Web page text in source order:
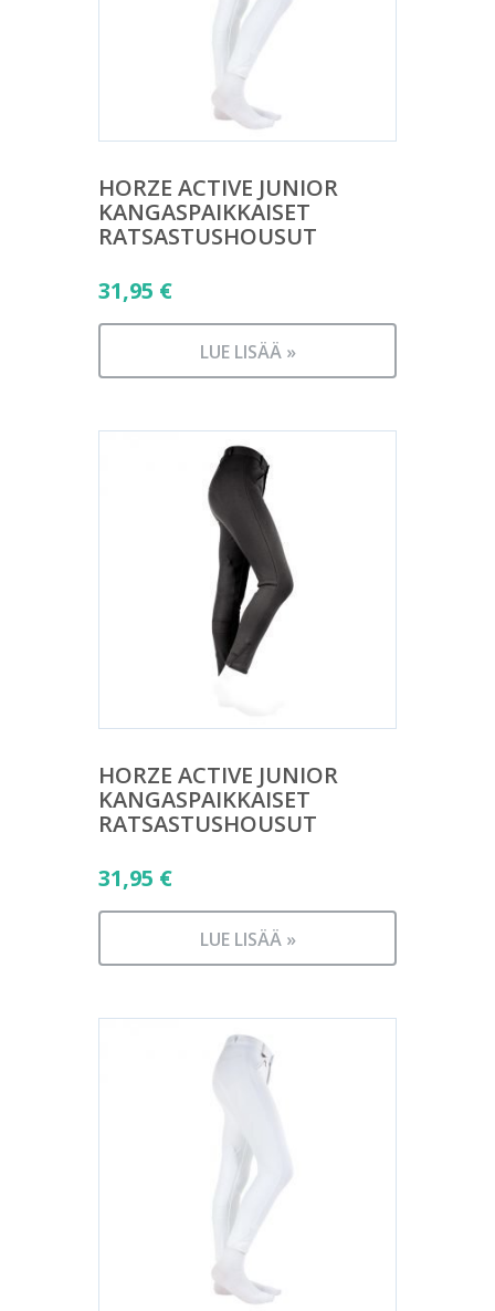
HORZE ACTIVE JUNIOR
KANGASPAIKKAISET
RATSASTUSHOUSUT
31,95 €
LUE LISÄÄ »
HORZE ACTIVE JUNIOR
KANGASPAIKKAISET
RATSASTUSHOUSUT
31,95 €
LUE LISÄÄ »